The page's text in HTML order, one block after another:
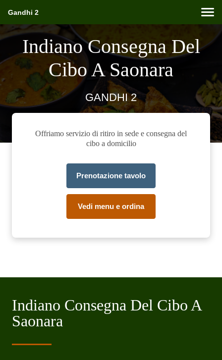
Gandhi 2
Indiano Consegna Del
Cibo A Saonara
GANDHI 2
Offriamo servizio di ritiro in sede e consegna del
cibo a domicilio
Prenotazione tavolo
Vedi menu e ordina
Indiano Consegna Del Cibo A
Saonara